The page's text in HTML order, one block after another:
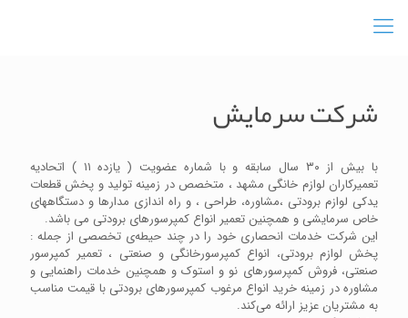
شرکت سرمایش
با بیش از ۳۰ سال سابقه و با شماره عضویت ( یازده ۱۱ ) اتحادیه
تعمیرکاران لوازم خانگی مشهد ، متخصص در زمینه تولید و پخش قطعات
یدکی لوازم برودتی ،مشاوره، طراحی ، و راه اندازی مدارها و دستگاههای
خاص سرمایشی و همچنین تعمیر انواع کمپرسورهای برودتی می باشد.
این شرکت خدمات انحصاری خود را در چند حیطه‌ی تخصصی از جمله :
پخش لوازم برودتی، انواع کمپرسورخانگی و صنعتی ، تعمیر کمپرسور
صنعتی، فروش کمپرسورهای نو و استوک‌ و همچنین خدمات راهنمایی و
مشاوره در زمینه خرید انواع مرغوب کمپرسورهای برودتی با قیمت مناسب
به مشتریان عزیز ارائه می‌کند.